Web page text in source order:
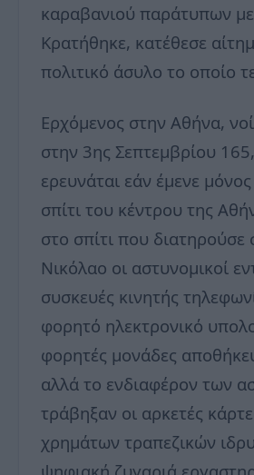
καραβανιού παράτυπων
Κρατήθηκε, κατέθεσε
πολιτικό άσυλο το οποίο
Ερχόμενος στην Αθήνα,
στην 3ης Σεπτεμβρίου
ερευνάται εάν έμενε
σπίτι του κέντρου της
στο σπίτι που διατηρούσε
Νικόλαο οι αστυνομικοί
συσκευές κινητής
φορητό ηλεκτρονικό
φορητές μονάδες
αλλά το ενδιαφέρον των
τράβηξαν οι αρκετές
χρημάτων τραπεζικών